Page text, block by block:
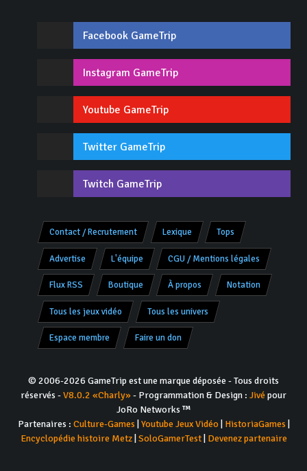
Facebook GameTrip
Instagram GameTrip
Youtube GameTrip
Twitter GameTrip
Twitch GameTrip
Contact / Recrutement Lexique Tops
Advertise L'équipe CGU / Mentions légales
Flux RSS Boutique À propos Notation
Tous les jeux vidéo Tous les univers
Espace membre Faire un don
© 2006-2026 GameTrip est une marque déposée - Tous droits
réservés -V8.0.2 «Charly»- Programmation & Design : Jivépour
JoRo Networks ™
Partenaires : Culture-Games Youtube Jeux Vidéo| HistoriaGames
Encyclopédie histoire Metz| SoloGamerTest| Devenez partenaire